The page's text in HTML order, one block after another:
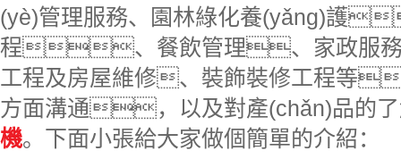
(yè)管理服務、園林綠化養(yǎng)護
程、餐飲管理、家政服
工程及房屋維修、裝飾裝修工程等
方面溝通，以及對產(chǎn)品的了
機。下面小張給大家做個簡單的介紹：